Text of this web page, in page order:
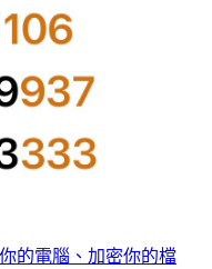
的電腦、加密你的檔